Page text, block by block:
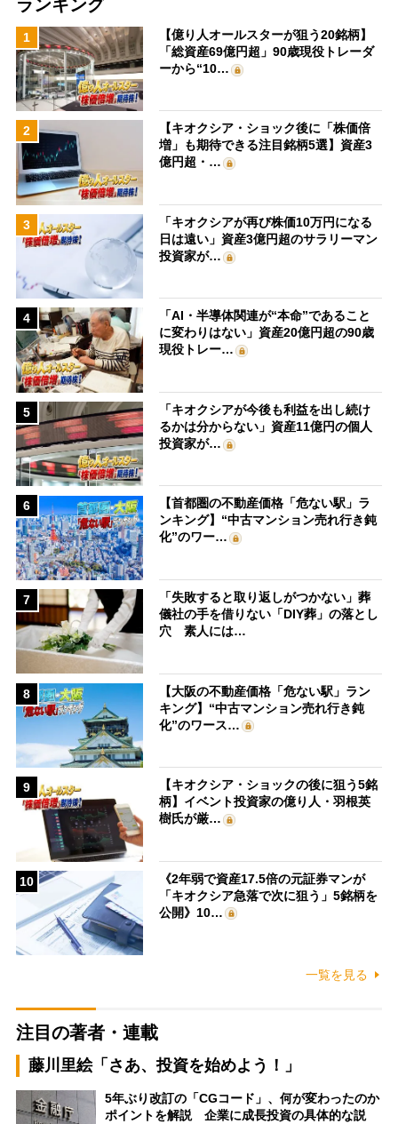
ランキング
1
【億り人オールスターが狙う20銘柄】
「総資産69億円超」90歳現役トレーダ
ーから“10…
2
【キオクシア・ショック後に「株価倍
増」も期待できる注目銘柄5選】資産3
億円超・…
3
「キオクシアが再び株価10万円になる
日は遠い」資産3億円超のサラリーマン
投資家が…
4
「AI・半導体関連が“本命”であること
に変わりはない」資産20億円超の90歳
現役トレー…
5
「キオクシアが今後も利益を出し続け
るかは分からない」資産11億円の個人
投資家が…
6
【首都圏の不動産価格「危ない駅」ラ
ンキング】“中古マンション売れ行き鈍
化”のワー…
7
「失敗すると取り返しがつかない」葬
儀社の手を借りない「DIY葬」の落とし
穴 素人には…
8
【大阪の不動産価格「危ない駅」ラン
キング】“中古マンション売れ行き鈍
化”のワース…
9
【キオクシア・ショックの後に狙う5銘
柄】イベント投資家の億り人・羽根英
樹氏が厳…
10
《2年弱で資産17.5倍の元証券マンが
「キオクシア急落で次に狙う」5銘柄を
公開》10…
一覧を見る
注目の著者・連載
藤川里絵「さあ、投資を始めよう！」
5年ぶり改訂の「CGコード」、何が変わったのか
ポイントを解説 企業に成長投資の具体的な説